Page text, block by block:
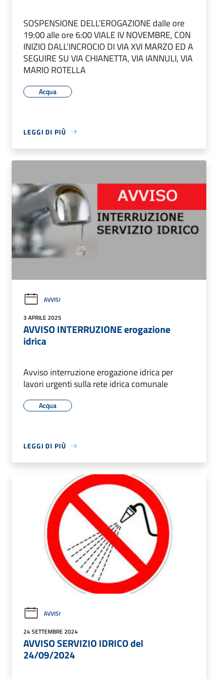
SOSPENSIONE DELL’EROGAZIONE dalle ore
19:00 alle ore 6:00 VIALE IV NOVEMBRE, CON
INIZIO DALL’INCROCIO DI VIA XVI MARZO ED A
SEGUIRE SU VIA CHIANETTA, VIA IANNULI, VIA
MARIO ROTELLA
Acqua
LEGGI DI PIÙ
AVVISI
3 APRILE 2025
AVVISO INTERRUZIONE erogazione
idrica
Avviso interruzione erogazione idrica per
lavori urgenti sulla rete idrica comunale
Acqua
LEGGI DI PIÙ
AVVISI
24 SETTEMBRE 2024
AVVISO SERVIZIO IDRICO del
24/09/2024